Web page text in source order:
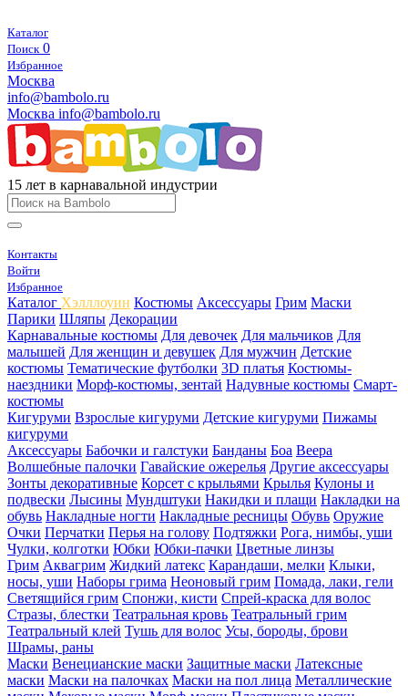
Каталог
Поиск 0
Избранное
Москва
info@bambolo.ru
Москва info@bambolo.ru
15 лет в карнавальной индустрии
Контакты
Войти
Избранное
Каталог Хэлллоуин Костюмы Аксессуары Грим Маски
Парики Шляпы Декорации
Карнавальные костюмы Для девочек Для мальчиков Для
малышей Для женщин и девушек Для мужчин Детские
костюмы Тематические футболки 3D платья Костюмы-
наездники Морф-костюмы, зентай Надувные костюмы Смарт-
костюмы
Кигуруми Взрослые кигуруми Детские кигуруми Пижамы
кигуруми
Аксессуары Бабочки и галстуки Банданы Боа Веера
Волшебные палочки Гавайские ожерелья Другие аксессуары
Зонты декоративные Корсет с крыльями Крылья Кулоны и
подвески Лысины Мундштуки Накидки и плащи Накладки на
обувь Накладные ногти Накладные ресницы Обувь Оружие
Очки Перчатки Перья на голову Подтяжки Рога, нимбы, уши
Чулки, колготки Юбки Юбки-пачки Цветные линзы
Грим Аквагрим Жидкий латекс Карандаши, мелки Клыки,
носы, уши Наборы грима Неоновый грим Помада, лаки, гели
Светящийся грим Спонжи, кисти Спрей-краска для волос
Стразы, блестки Театральная кровь Театральный грим
Театральный клей Тушь для волос Усы, бороды, брови
Шрамы, раны
Маски Венецианские маски Защитные маски Латексные
маски Маски на палочках Маски на пол лица Металлические